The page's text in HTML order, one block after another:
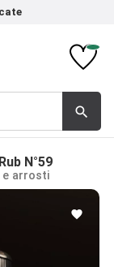
search
N°59
e arrosti
